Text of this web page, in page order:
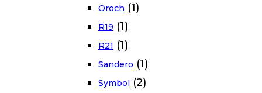
Oroch (1)
R19 (1)
R21 (1)
Sandero (1)
Symbol (2)